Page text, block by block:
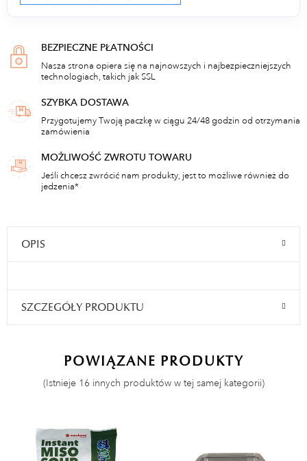
BEZPIECZNE PŁATNOŚCI
Nasza strona opiera się na najnowszych i najbezpieczniejszych
technologiach, takich jak SSL
SZYBKA DOSTAWA
Przygotujemy Twoją paczkę w ciągu 24/48 godzin od otrzymania
zamówienia
MOŻLIWOŚĆ ZWROTU TOWARU
Jeśli chcesz zwrócić nam produkty, jest to możliwe również do
jedzenia*
OPIS
SZCZEGÓŁY PRODUKTU
POWIĄZANE PRODUKTY
(Istnieje 16 innych produktów w tej samej kategorii)